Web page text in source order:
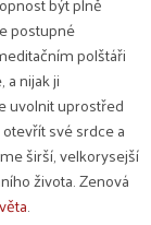
postupné
polštáři
nijak ji
uvolnit uprostřed
své srdce a
širší, velkorysejší
života. Zenová
.